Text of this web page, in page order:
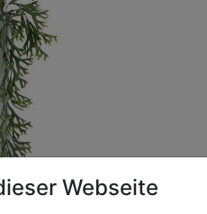
Webseite